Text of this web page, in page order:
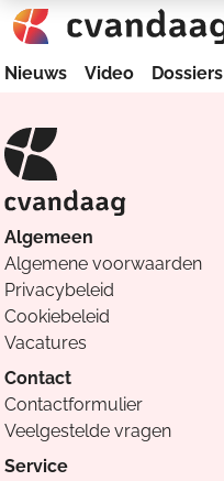
Nieuws Video Dossiers
Algemeen
Algemene voorwaarden
Privacybeleid
Cookiebeleid
Vacatures
Contact
Contactformulier
Veelgestelde vragen
Service